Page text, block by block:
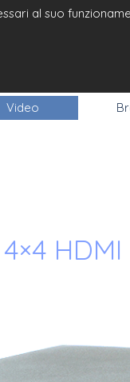
al suo
Video
4×4